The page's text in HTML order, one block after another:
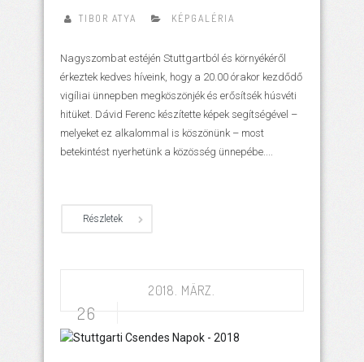
TIBOR ATYA KÉPGALÉRIA
Nagyszombat estéjén Stuttgartból és környékéről
érkeztek kedves híveink, hogy a 20.00 órakor kezdődő
vigíliai ünnepben megköszönjék és erősítsék húsvéti
hitüket. Dávid Ferenc készítette képek segítségével –
melyeket ez alkalommal is köszönünk – most
betekintést nyerhetünk a közösség ünnepébe....
Részletek
2018. MÄRZ.
26